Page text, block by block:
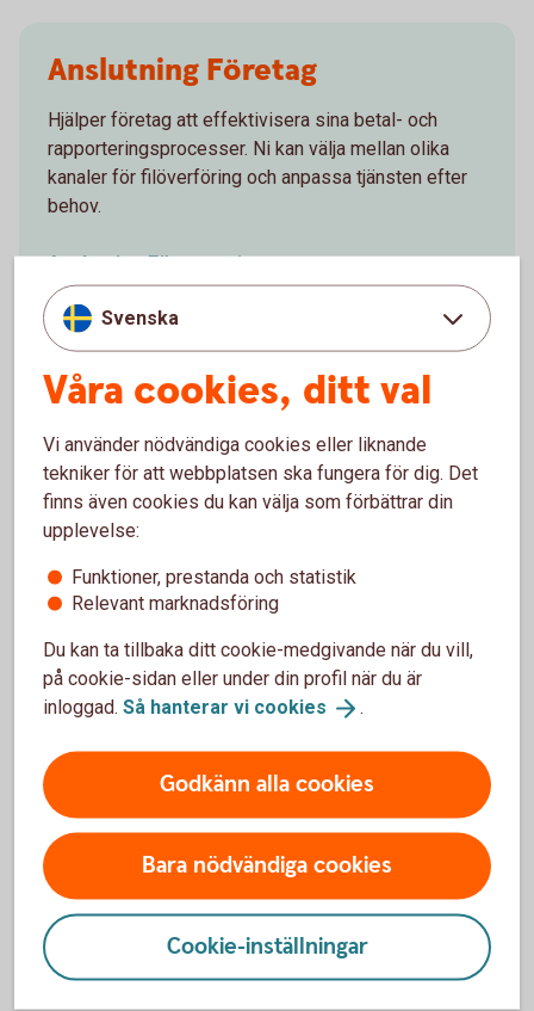
Anslutning Företag
Hjälper företag att effektivisera sina betal- och
rapporteringsprocesser. Ni kan välja mellan olika
kanaler för filöverföring och anpassa tjänsten efter
behov.
AnslutningFöretag
Utbetalning Företag
Passar företag som vill ha en automatiserad
process för utbetalningar. Ni kan utföra
betalningstransaktioner för betaltyperna Lön och
UtbetalningFöretag
Svenska
Våra cookies, ditt val
Vi använder nödvändiga cookies eller liknande
tekniker för att webbplatsen ska fungera för dig. Det
finns även cookies du kan välja som förbättrar din
upplevelse:
Funktioner, prestanda och statistik
Relevant marknadsföring
Du kan ta tillbaka ditt cookie-medgivande när du vill,
på cookie-sidan eller under din profil när du är
inloggad. Så hanterar vi cookies .
Godkänn alla cookies
Bara nödvändiga cookies
Cookie-inställningar